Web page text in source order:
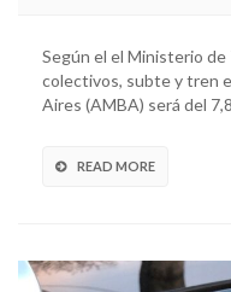
Según el el Ministerio
colectivos, subte y tren
Aires (AMBA) será del
READ MORE